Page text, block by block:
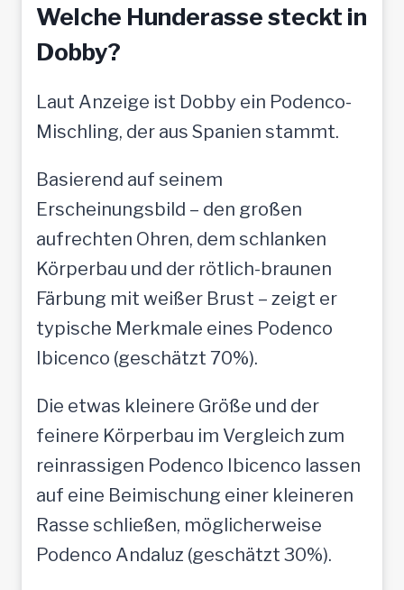
Welche Hunderasse steckt in
Dobby?
Laut Anzeige ist Dobby ein Podenco-
Mischling, der aus Spanien stammt.
Basierend auf seinem
Erscheinungsbild – den großen
aufrechten Ohren, dem schlanken
Körperbau und der rötlich-braunen
Färbung mit weißer Brust – zeigt er
typische Merkmale eines Podenco
Ibicenco (geschätzt 70%).
Die etwas kleinere Größe und der
feinere Körperbau im Vergleich zum
reinrassigen Podenco Ibicenco lassen
auf eine Beimischung einer kleineren
Rasse schließen, möglicherweise
Podenco Andaluz (geschätzt 30%).